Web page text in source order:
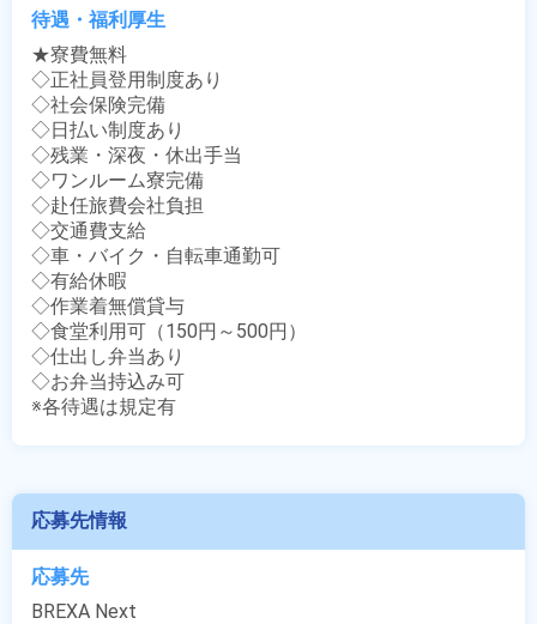
待遇・福利厚生
★寮費無料
◇正社員登用制度あり
◇社会保険完備
◇日払い制度あり
◇残業・深夜・休出手当
◇ワンルーム寮完備
◇赴任旅費会社負担
◇交通費支給
◇車・バイク・自転車通勤可
◇有給休暇
◇作業着無償貸与
◇食堂利用可（150円～500円）
◇仕出し弁当あり
◇お弁当持込み可
※各待遇は規定有
応募先情報
応募先
BREXA Next